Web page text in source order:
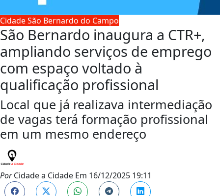
Cidade São Bernardo do Campo
São Bernardo inaugura a CTR+,
ampliando serviços de emprego
com espaço voltado à
qualificação profissional
Local que já realizava intermediação
de vagas terá formação profissional
em um mesmo endereço
PorCidade a Cidade Em 16/12/2025 19:11